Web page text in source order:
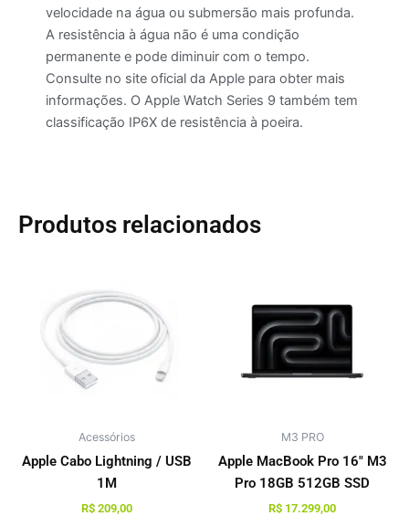
velocidade na água ou submersão mais profunda.
A resistência à água não é uma condição
permanente e pode diminuir com o tempo.
Consulte no site oficial da Apple para obter mais
informações. O Apple Watch Series 9 também tem
classificação IP6X de resistência à poeira.
Produtos relacionados
Acessórios
Apple Cabo Lightning / USB
1M
R$ 209,00
M3 PRO
Apple MacBook Pro 16″ M3
Pro 18GB 512GB SSD
R$ 17.299,00
As
na